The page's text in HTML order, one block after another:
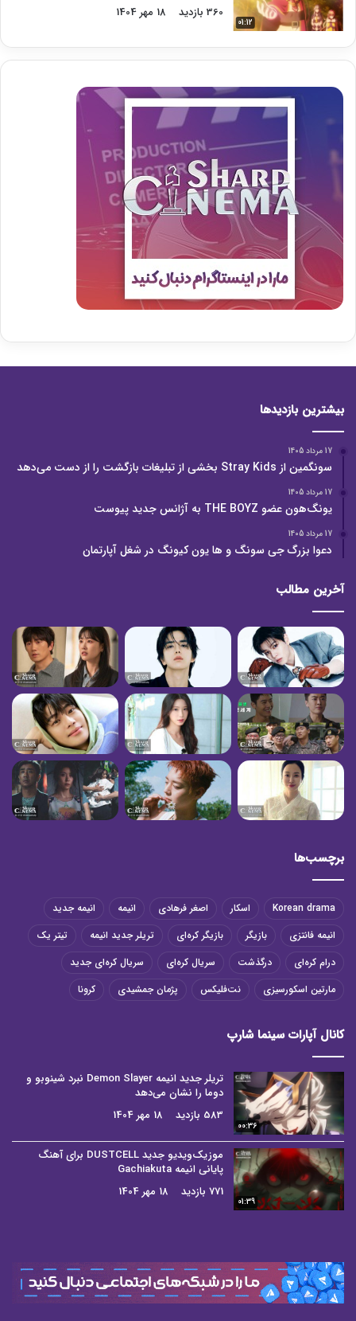
01:12
360 بازدید
18 مهر 1404
بیشترین بازدیدها
17 مرداد 1405
سونگمین از Stray Kids بخشی از تبلیغات بازگشت را از دست می‌دهد
17 مرداد 1405
یونگ‌هون عضو THE BOYZ به آژانس جدید پیوست
17 مرداد 1405
دعوا بزرگ جی سونگ و ها یون کیونگ در شغل آپارتمان
آخرین مطالب
برچسب‌ها
Korean drama اسکار اصغر فرهادی انیمه
انیمه جدید
انیمه فانتزی
بازیگر بازیگر کره‌ای تریلر جدید انیمه
تیتر یک
درام کره‌ای
درگذشت سریال کره‌ای
سریال کره‌ای جدید
مارتین اسکورسیزی
نت‌فلیکس پژمان جمشیدی کرونا
کانال آپارات سینما شارپ
00:36
تریلر جدید انیمه Demon Slayer نبرد شینوبو و
دوما را نشان می‌دهد
583 بازدید
18 مهر 1404
01:39
موزیک‌ویدیو جدید DUSTCELL برای آهنگ
پایانی انیمه Gachiakuta
771 بازدید
18 مهر 1404